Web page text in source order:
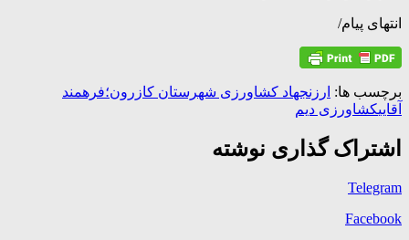
انتهای پیام/
برچسب ها: ارزنجهاد کشاورزی شهرستان کازرون؛فرهمند
آقاییکشاورزی دیم
اشتراک گذاری نوشته
Telegram
Facebook